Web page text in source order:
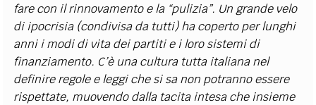
fare con il rinnovamento e la “pulizia”. Un grande velo
di ipocrisia (condivisa da tutti) ha coperto per lunghi
anni i modi di vita dei partiti e i loro sistemi di
finanziamento. C’è una cultura tutta italiana nel
definire regole e leggi che si sa non potranno essere
rispettate, muovendo dalla tacita intesa che insieme